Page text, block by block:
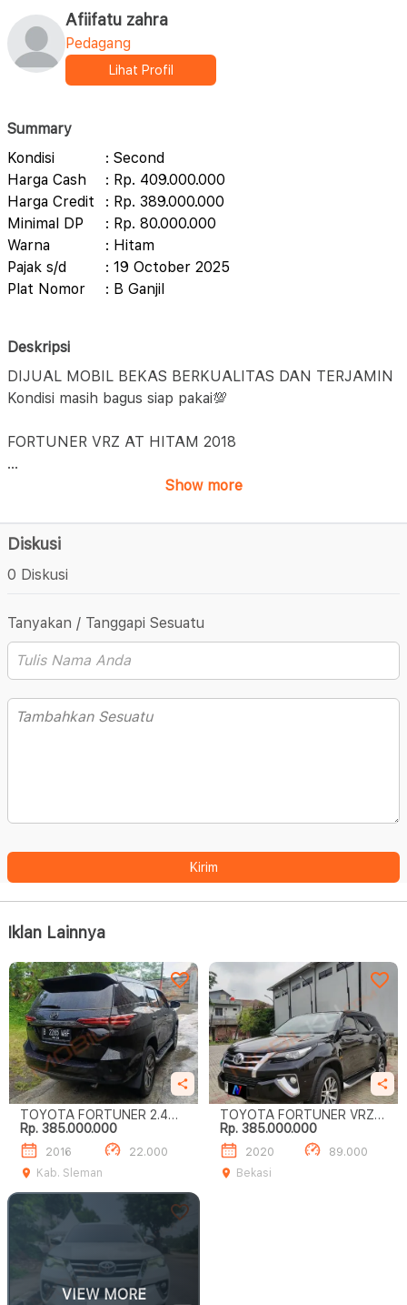
Afiifatu zahra
Pedagang
Lihat Profil
Summary
Kondisi
: Second
Harga Cash
: Rp. 409.000.000
Harga Credit
: Rp. 389.000.000
Minimal DP
: Rp. 80.000.000
Warna
: Hitam
Pajak s/d
: 19 October 2025
Plat Nomor
: B Ganjil
Deskripsi
DIJUAL MOBIL BEKAS BERKUALITAS DAN TERJAMIN
Kondisi masih bagus siap pakai💯
FORTUNER VRZ AT HITAM 2018
...
Show more
Diskusi
0 Diskusi
Tanyakan / Tanggapi Sesuatu
Kirim
Iklan Lainnya
TOYOTA FORTUNER 2.4
VRZ
Rp. 385.000.000
2016
22.000
Kab. Sleman
TOYOTA FORTUNER VRZ
BISA SYARIAH
Rp. 385.000.000
2020
89.000
Bekasi
VIEW MORE